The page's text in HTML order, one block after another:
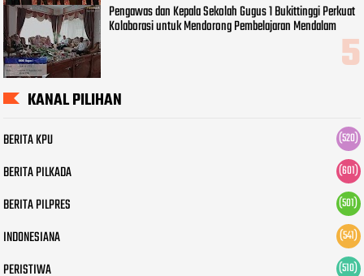
Pengawas dan Kepala Sekolah Gugus 1 Bukittinggi Perkuat
Kolaborasi untuk Mendorong Pembelajaran Mendalam
KANAL PILIHAN
BERITA KPU (520)
BERITA PILKADA (601)
BERITA PILPRES (501)
INDONESIANA (541)
PERISTIWA (510)